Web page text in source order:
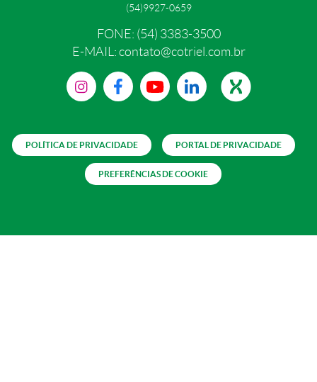
(54)9927-0659
FONE: (54) 3383-3500
E-MAIL: contato@cotriel.com.br
POLÍTICA DE PRIVACIDADE PORTAL DE PRIVACIDADE
PREFERÊNCIAS DE COOKIE